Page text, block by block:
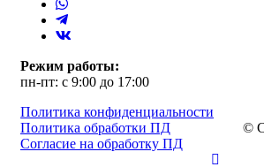
Режим работы:
пн-пт: с 9:00 до 17:00
Политика конфиденциальности
Политика обработки ПД
Согласие на обработку ПД
©